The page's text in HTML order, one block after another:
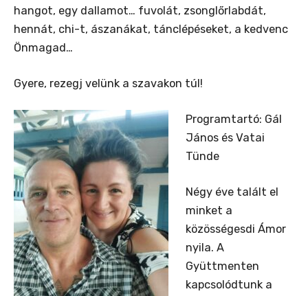
hangot, egy dallamot… fuvolát, zsonglőrlabdát,
hennát, chi-t, ászanákat, tánclépéseket, a kedvenc
Önmagad…
Gyere, rezegj velünk a szavakon túl!
Programtartó: Gál
János és Vatai
Tünde
Négy éve talált el
minket a
közösségesdi Ámor
nyila. A
Gyüttmenten
kapcsolódtunk a